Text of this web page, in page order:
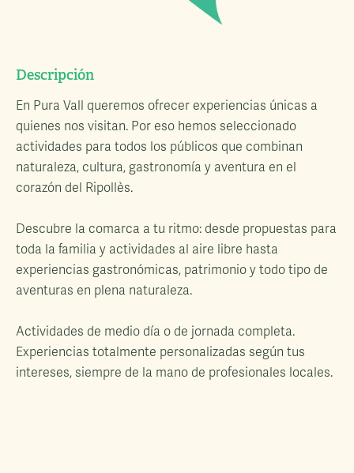
Descripción
En Pura Vall queremos ofrecer experiencias únicas a
quienes nos visitan. Por eso hemos seleccionado
actividades para todos los públicos que combinan
naturaleza, cultura, gastronomía y aventura en el
corazón del Ripollès.
Descubre la comarca a tu ritmo: desde propuestas para
toda la familia y actividades al aire libre hasta
experiencias gastronómicas, patrimonio y todo tipo de
aventuras en plena naturaleza.
Actividades de medio día o de jornada completa.
Experiencias totalmente personalizadas según tus
intereses, siempre de la mano de profesionales locales.